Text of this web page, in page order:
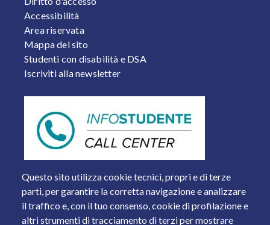
Questo sito utilizza cookie tecnici, propri e di terze
parti, per garantire la corretta navigazione e analizzare
il traffico e, con il tuo consenso, cookie di profilazione e
altri strumenti di tracciamento di terzi per mostrare
Accessibilità
Area riservata
Mappa del sito
Studenti con disabilità e DSA
Iscriviti alla newsletter